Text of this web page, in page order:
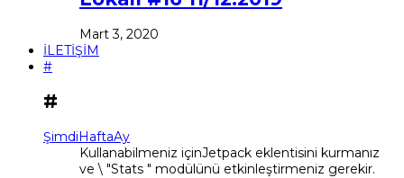
Mart 3, 2020
İLETİŞİM
#
#
ŞimdiHaftaAy
Kullanabilmeniz içinJetpack eklentisini kurmanız
ve \ "Stats " modülünü etkinleştirmeniz gerekir.